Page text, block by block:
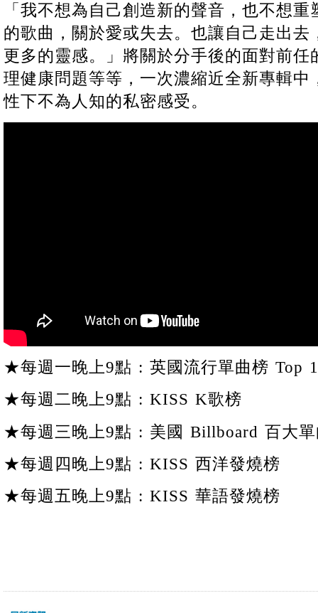
「我不想為自己創造新的聲音，也不想
的歌曲，關於愛或失去。也讓自己走出
更多的靈感。」將關於分手後的面對前
理健康問題等等，一次濃縮近全新專輯中
性下不為人知的私密感受。
★每週一晚上9點 : 英國流行單曲榜 Top
★每週二晚上9點 : KISS K歌榜
★每週三晚上9點 : 美國 Billboard 百大
★每週四晚上9點 : KISS 西洋發燒榜
★每週五晚上9點 : KISS 華語發燒榜